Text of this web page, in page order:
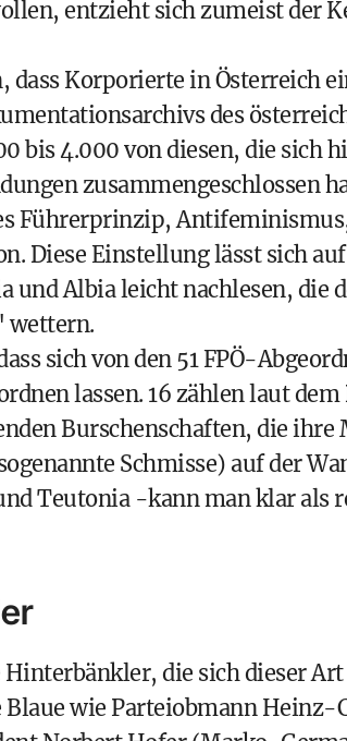
entzieht sich zumeist der
dass Korporierte in Österreich
des
bis 4.000 von diesen, die sich
zusammengeschlossen
Führerprinzip,
Diese Einstellung lässt sich
und Albia leicht nachlesen, die
wettern.
sich von den 51 FPÖ-
lassen. 16 zählen laut
Burschenschaften, die
Schmisse) auf der
Teutonia -kann man klar als
die sich dieser
wie Parteiobmann Heinz-